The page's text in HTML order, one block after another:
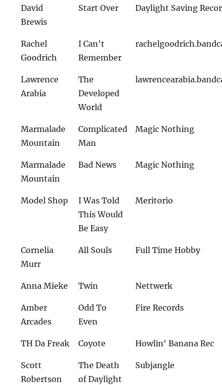
David
Brewis
Start Over Daylight Saving
Rachel
Goodrich
I Can't
Remember
Lawrence
Arabia
The
Developed
World
Marmalade
Mountain
Complicated
Man
Magic Nothing
Marmalade
Mountain
Bad News Magic Nothing
Model Shop
I Was Told
This Would
Be Easy
Meritorio
Cornelia
Murr
All Souls Full Time Hobby
Anna Mieke Twin Nettwerk
Amber
Arcades
Odd To
Even
Fire Records
TH Da Freak Coyote Howlin' Banana Rec
Scott
Robertson
The Death
of Daylight
Subjangle